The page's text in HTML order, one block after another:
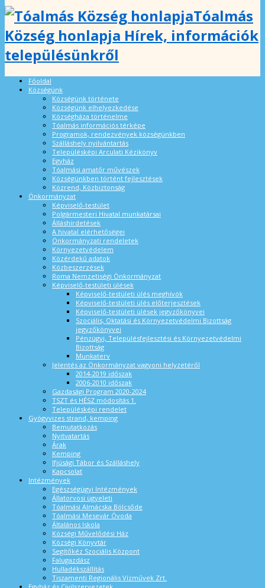
Tóalmás
Község honlapja Hírek, információk
településünkről
Főoldal
Községünk
Községünk története
Községünk elhelyezkedése
Községháza történelme
Tóalmás információs térképe
Programok, rendezvények községünkben
Szálláshely nyilvántartás
Településképi Arculati Kézikönyv
Egyház
Tóalmási amatőr művészek
Községünkben történt fejlesztések
Közrend, Közbiztonság
Önkormányzat
Képviselő-testület
Polgármesteri Hivatal munkatársai
Álláshirdetések
A hivatal elérhetőségei
Önkormányzati rendeletek
Környezetvédelem
Közérdekű adatok
Közbeszerzések
Roma Nemzetiségi Önkormányzat
Képviselő-testületi ülések
Képviselő-testületi ülés meghívók
Képviselő-testületi ülés előterjesztések
Képviselő-testületi ülések jegyzőkönyvei
Szociális, Oktatási és Környezetvédelmi Bizottság
jegyzőkönyvei
Pénzügyi, Településfejlesztési és Környezetvédelmi
Bizottság
Munkaterv
Jelentés az Önkormányzat vagyoni helyzetéről
2014-2019 időszak
2006-2010 időszak
Gazdasági Program 2020-2024
TSZT és HÉSZ módosítás 1.
Településképi rendelet
Gyógyvizes strand, kemping
Bemutatkozás
Nyitvatartás
Árak
Kemping
Ifjúsági Tábor és Szálláshely
Kapcsolat
Intézmények
Egészségügyi Intézmények
Állatorvosi ügyeleti
Tóalmási Almácska Bölcsőde
Tóalmási Mesevár Óvoda
Általános Iskola
Községi Művelődési Ház
Községi Könyvtár
Segítőkéz Szociális Központ
Falugazdász
Hulladékszállítás
Tiszamenti Regionális Vízművek Zrt.